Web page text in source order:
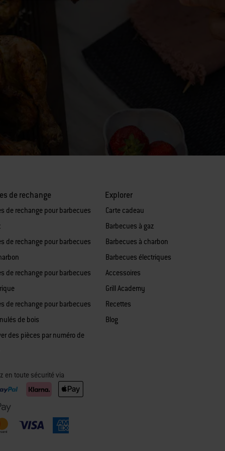
de rechange
de rechange pour barbecues
de rechange pour barbecues
de rechange pour barbecues
de rechange pour barbecues
de bois
des pièces par numéro de
en toute sécurité via
Explorer
Carte cadeau
Barbecues à gaz
Barbecues à charbon
Barbecues électriques
Accessoires
Grill Academy
Recettes
Blog